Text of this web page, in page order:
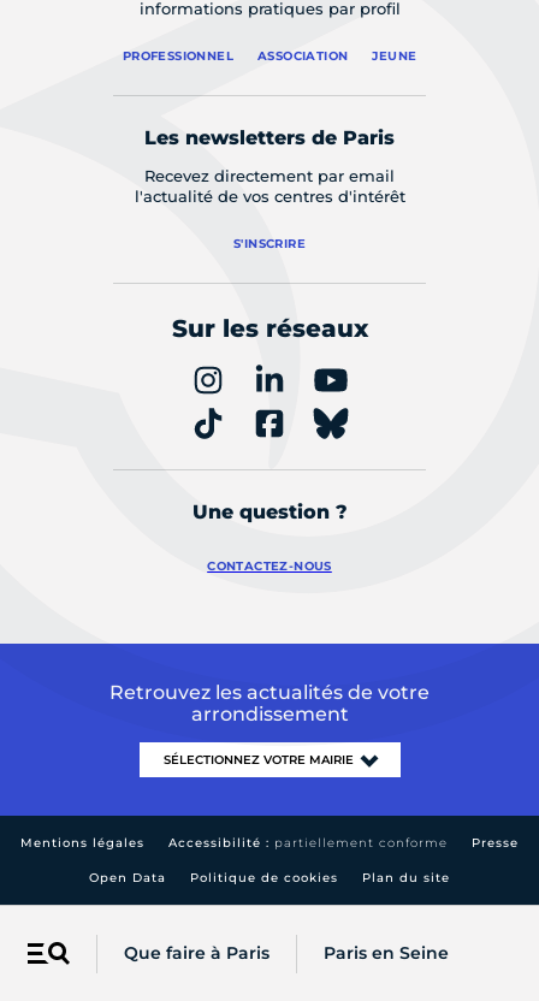
Menu Que faire à Paris Paris en Seine
informations pratiques par profil
PROFESSIONNEL ASSOCIATION JEUNE
Les newsletters de Paris
Recevez directement par email
l'actualité de vos centres d'intérêt
S'INSCRIRE
Sur les réseaux
Une question ?
CONTACTEZ-NOUS
Retrouvez les actualités de votre
arrondissement
Mentions légales Accessibilité : partiellement conforme Presse
Open Data Politique de cookies Plan du site